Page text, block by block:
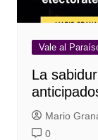
Vale al
La
Mario
0